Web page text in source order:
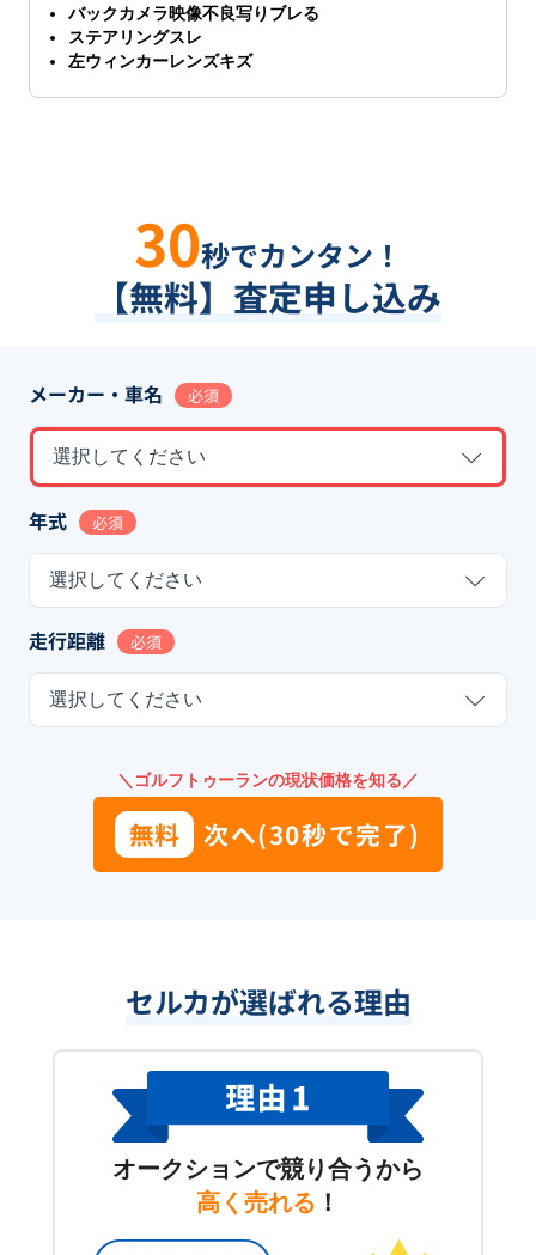
バックカメラ映像不良写りブレる
ステアリングスレ
左ウィンカーレンズキズ
30秒でカンタン！
【無料】査定申し込み
メーカー・車名 必須
選択してください
年式 必須
選択してください
走行距離 必須
選択してください
＼ゴルフトゥーランの現状価格を知る／
無料 次へ(30秒で完了)
セルカが選ばれる理由
オークションで競り合うから
高く売れる ！